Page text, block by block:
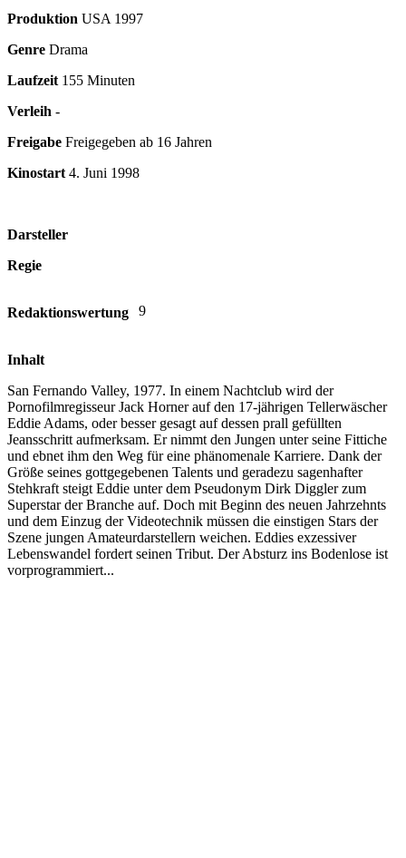
Produktion USA 1997
Genre Drama
Laufzeit155 Minuten
Verleih -
Freigabe Freigegeben ab 16 Jahren
Kinostart 4. Juni 1998
Darsteller
Regie
Redaktionswertung 9
Inhalt
San Fernando Valley, 1977. In einem Nachtclub wird der
Pornofilmregisseur Jack Horner auf den 17-jährigen Tellerwäscher
Eddie Adams, oder besser gesagt auf dessen prall gefüllten
Jeansschritt aufmerksam. Er nimmt den Jungen unter seine Fittiche
und ebnet ihm den Weg für eine phänomenale Karriere. Dank der
Größe seines gottgegebenen Talents und geradezu sagenhafter
Stehkraft steigt Eddie unter dem Pseudonym Dirk Diggler zum
Superstar der Branche auf. Doch mit Beginn des neuen Jahrzehnts
und dem Einzug der Videotechnik müssen die einstigen Stars der
Szene jungen Amateurdarstellern weichen. Eddies exzessiver
Lebenswandel fordert seinen Tribut. Der Absturz ins Bodenlose ist
vorprogrammiert...